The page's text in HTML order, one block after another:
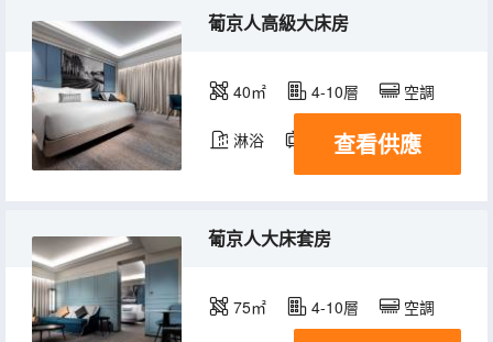
葡京人高級大床房
40㎡ 4-10層 空調
淋浴 電視機 冰箱
查看供應
葡京人大床套房
75㎡ 4-10層 空調